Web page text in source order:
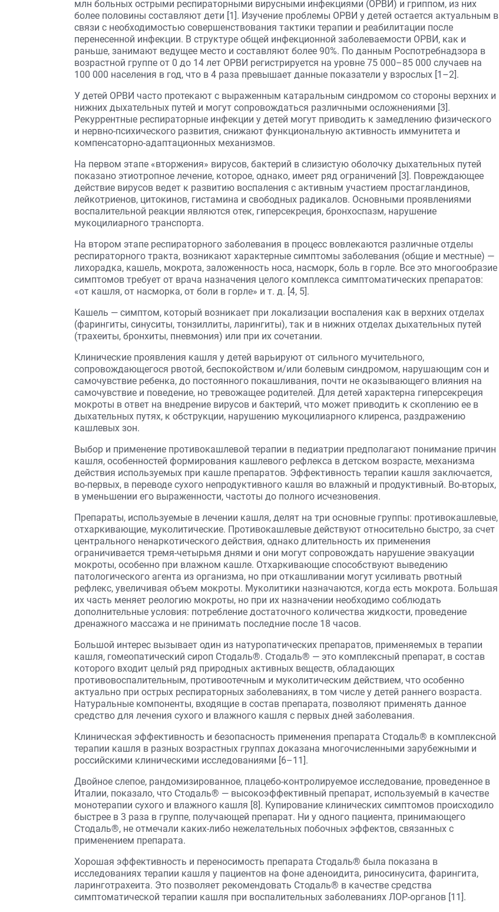
млн больных острыми респираторными вирусными инфекциями (ОРВИ) и гриппом, из них
более половины составляют дети [1]. Изучение проблемы ОРВИ у детей остается актуальным в
связи с необходимостью совершенствования тактики терапии и реабилитации после
перенесенной инфекции. В структуре общей инфекционной заболеваемости ОРВИ, как и
раньше, занимают ведущее место и составляют более 90%. По данным Роспотребнадзора в
возрастной группе от 0 до 14 лет ОРВИ регистрируется на уровне 75 000–85 000 случаев на
100 000 населения в год, что в 4 раза превышает данные показатели у взрослых [1–2].
У детей ОРВИ часто протекают с выраженным катаральным синдромом со стороны верхних и
нижних дыхательных путей и могут сопровождаться различными осложнениями [3].
Рекуррентные респираторные инфекции у детей могут приводить к замедлению физического
и нервно-психического развития, снижают функциональную активность иммунитета и
компенсаторно-адаптационных механизмов.
На первом этапе «вторжения» вирусов, бактерий в слизистую оболочку дыхательных путей
показано этиотропное лечение, которое, однако, имеет ряд ограничений [3]. Повреждающее
действие вирусов ведет к развитию воспаления с активным участием простагландинов,
лейкотриенов, цитокинов, гистамина и свободных радикалов. Основными проявлениями
воспалительной реакции являются отек, гиперсекреция, бронхоспазм, нарушение
мукоцилиарного транспорта.
На втором этапе респираторного заболевания в процесс вовлекаются различные отделы
респираторного тракта, возникают характерные симптомы заболевания (общие и местные) —
лихорадка, кашель, мокрота, заложенность носа, насморк, боль в горле. Все это многообразие
симптомов требует от врача назначения целого комплекса симптоматических препаратов:
«от кашля, от насморка, от боли в горле» и т. д. [4, 5].
Кашель — симптом, который возникает при локализации воспаления как в верхних отделах
(фарингиты, синуситы, тонзиллиты, ларингиты), так и в нижних отделах дыхательных путей
(трахеиты, бронхиты, пневмония) или при их сочетании.
Клинические проявления кашля у детей варьируют от сильного мучительного,
сопровождающегося рвотой, беспокойством и/или болевым синдромом, нарушающим сон и
самочувствие ребенка, до постоянного покашливания, почти не оказывающего влияния на
самочувствие и поведение, но тревожащее родителей. Для детей характерна гиперсекреция
мокроты в ответ на внедрение вирусов и бактерий, что может приводить к скоплению ее в
дыхательных путях, к обструкции, нарушению мукоцилиарного клиренса, раздражению
кашлевых зон.
Выбор и применение противокашлевой терапии в педиатрии предполагают понимание причин
кашля, особенностей формирования кашлевого рефлекса в детском возрасте, механизма
действия используемых при кашле препаратов. Эффективность терапии кашля заключается,
во-первых, в переводе сухого непродуктивного кашля во влажный и продуктивный. Во-вторых,
в уменьшении его выраженности, частоты до полного исчезновения.
Препараты, используемые в лечении кашля, делят на три основные группы: противокашлевые,
отхаркивающие, муколитические. Противокашлевые действуют относительно быстро, за счет
центрального ненаркотического действия, однако длительность их применения
ограничивается тремя-четырьмя днями и они могут сопровождать нарушение эвакуации
мокроты, особенно при влажном кашле. Отхаркивающие способствуют выведению
патологического агента из организма, но при откашливании могут усиливать рвотный
рефлекс, увеличивая объем мокроты. Муколитики назначаются, когда есть мокрота. Большая
их часть меняет реологию мокроты, но при их назначении необходимо соблюдать
дополнительные условия: потребление достаточного количества жидкости, проведение
дренажного массажа и не принимать последние после 18 часов.
Большой интерес вызывает один из натуропатических препаратов, применяемых в терапии
кашля, гомеопатический сироп Стодаль®. Стодаль® — это комплексный препарат, в состав
которого входит целый ряд природных активных веществ, обладающих
противовоспалительным, противоотечным и муколитическим действием, что особенно
актуально при острых респираторных заболеваниях, в том числе у детей раннего возраста.
Натуральные компоненты, входящие в состав препарата, позволяют применять данное
средство для лечения сухого и влажного кашля с первых дней заболевания.
Клиническая эффективность и безопасность применения препарата Стодаль® в комплексной
терапии кашля в разных возрастных группах доказана многочисленными зарубежными и
российскими клиническими исследованиями [6–11].
Двойное слепое, рандомизированное, плацебо-контролируемое исследование, проведенное в
Италии, показало, что Стодаль® — высокоэффективный препарат, используемый в качестве
монотерапии сухого и влажного кашля [8]. Купирование клинических симптомов происходило
быстрее в 3 раза в группе, получающей препарат. Ни у одного пациента, принимающего
Стодаль®, не отмечали каких-либо нежелательных побочных эффектов, связанных с
применением препарата.
Хорошая эффективность и переносимость препарата Стодаль® была показана в
исследованиях терапии кашля у пациентов на фоне аденоидита, риносинусита, фарингита,
ларинготрахеита. Это позволяет рекомендовать Стодаль® в качестве средства
симптоматической терапии кашля при воспалительных заболеваниях ЛОР-органов [11].